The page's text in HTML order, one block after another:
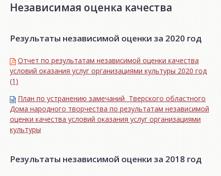
Независимая оценка качества
Результаты независимой оценки за 2020 год
Отчет по результатам независимой оценки качества
условий оказания услуг организациями культуры 2020 год
(1)
План по устранению замечаний Тверского областного
Дома народного творчества по результатам независимой
оценки качества условий оказания услуг организациями
культуры
Результаты независимой оценки за 2018 год